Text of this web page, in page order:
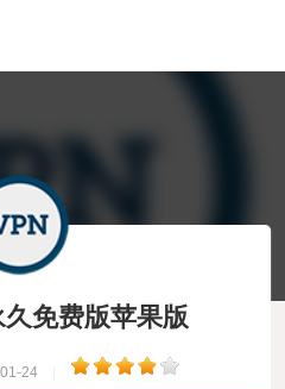
免费版苹果版
24